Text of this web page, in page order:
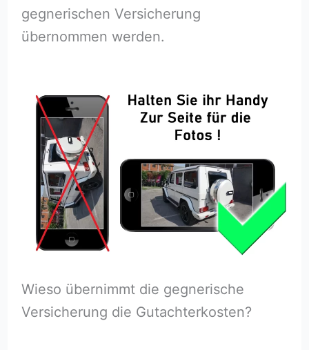
gegnerischen Versicherung
übernommen werden.
Wieso übernimmt die gegnerische
Versicherung die Gutachterkosten?